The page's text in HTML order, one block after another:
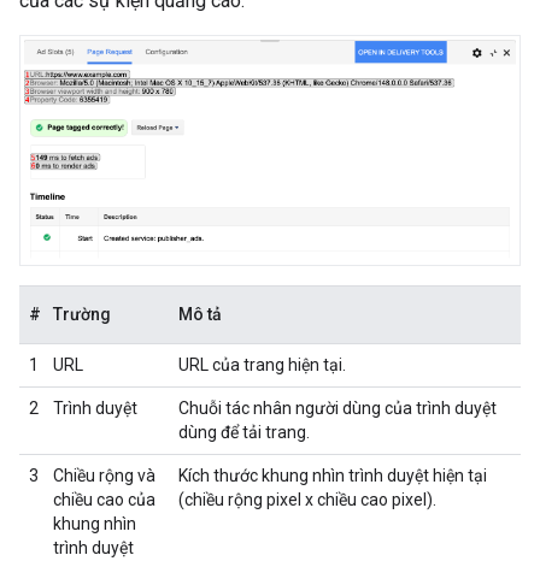
# Trường Mô tả
1 URL URL của trang hiện tại.
2 Trình duyệt
Chuỗi tác nhân người dùng của trình duyệt
dùng để tải trang.
3
Chiều rộng và
chiều cao của
khung nhìn
trình duyệt
Kích thước khung nhìn trình duyệt hiện tại
(chiều rộng pixel x chiều cao pixel).